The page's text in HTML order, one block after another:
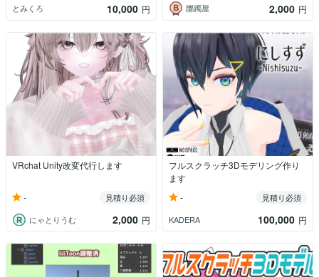
とみくろ 10,000 円
躑躅屋
2,000 円
VRchat Unity改変代行します
-
見積り必須
にゃとりうむ
2,000 円
フルスクラッチ3Dモデリング作り
ます
-
見積り必須
KADERA
100,000 円